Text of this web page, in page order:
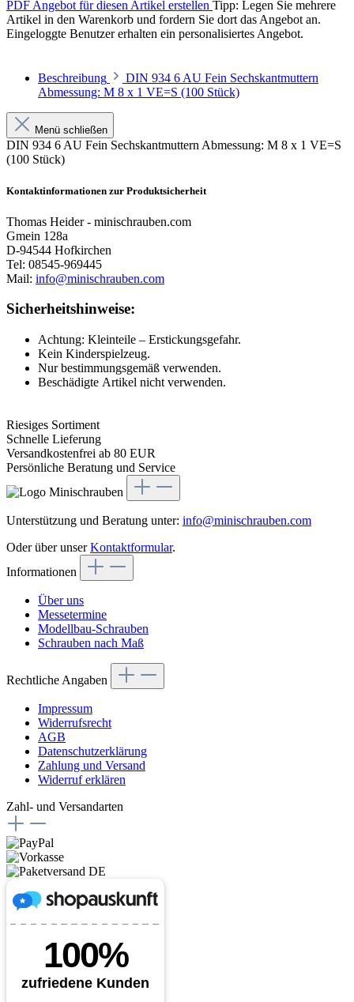
PDF Angebot für diesen Artikel erstellen Tipp: Legen Sie mehrere
Artikel in den Warenkorb und fordern Sie dort das Angebot an.
Eingeloggte Benutzer erhalten ein personalisiertes Angebot.
Beschreibung
DIN 934 6 AU Fein Sechskantmuttern
Abmessung: M 8 x 1 VE=S (100 Stück)
Menü schließen
DIN 934 6 AU Fein Sechskantmuttern Abmessung: M 8 x 1 VE=S
(100 Stück)
Kontaktinformationen zur Produktsicherheit
Thomas Heider - minischrauben.com
Gmein 128a
D-94544 Hofkirchen
Tel: 08545-969445
Mail: info@minischrauben.com
Sicherheitshinweise:
Achtung: Kleinteile – Erstickungsgefahr.
Kein Kinderspielzeug.
Nur bestimmungsgemäß verwenden.
Beschädigte Artikel nicht verwenden.
Riesiges Sortiment
Schnelle Lieferung
Versandkostenfrei ab 80 EUR
Persönliche Beratung und Service
Unterstützung und Beratung unter: info@minischrauben.com
Oder über unserKontaktformular.
Informationen
Über uns
Messetermine
Modellbau-Schrauben
Schrauben nach Maß
Rechtliche Angaben
Impressum
Widerrufsrecht
AGB
Datenschutzerklärung
Zahlung und Versand
Widerruf erklären
Zahl- und Versandarten